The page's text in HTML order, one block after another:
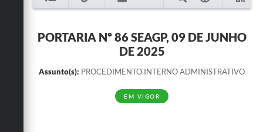
Legislação
PORTARIA Nº 86 SEAGP, 09 DE JUNHO
DE 2025
Assunto(s): PROCEDIMENTO INTERNO ADMINISTRATIVO
EM VIGOR